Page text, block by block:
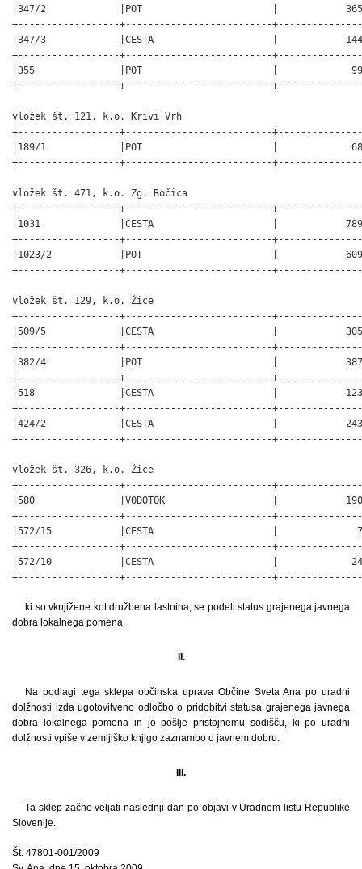
|347/2             |POT                       |
+------------------+--------------------------
|347/3             |CESTA                     |
+------------------+--------------------------
|355               |POT                       |
+------------------+--------------------------
vložek št. 121, k.o. Krivi Vrh
+------------------+--------------------------
|189/1             |POT                       |
+------------------+--------------------------
vložek št. 471, k.o. Zg. Ročica
+------------------+--------------------------
|1031              |CESTA                     |
+------------------+--------------------------
|1023/2            |POT                       |
+------------------+--------------------------
vložek št. 129, k.o. Žice
+------------------+--------------------------
|509/5             |CESTA                     |
+------------------+--------------------------
|382/4             |POT                       |
+------------------+--------------------------
|518               |CESTA                     |
+------------------+--------------------------
|424/2             |CESTA                     |
+------------------+--------------------------
vložek št. 326, k.o. Žice
+------------------+--------------------------
|580               |VODOTOK                   |
+------------------+--------------------------
|572/15            |CESTA                     |
+------------------+--------------------------
|572/10            |CESTA                     |
+------------------+--------------------------
ki so vknjižene kot družbena lastnina, se podeli status grajenega javnega
dobra lokalnega pomena.
II.
Na podlagi tega sklepa občinska uprava Občine Sveta Ana po uradni
dolžnosti izda ugotovitveno odločbo o pridobitvi statusa grajenega javnega
dobra lokalnega pomena in jo pošlje pristojnemu sodišču, ki po uradni
dolžnosti vpiše v zemljiško knjigo zaznambo o javnem dobru.
III.
Ta sklep začne veljati naslednji dan po objavi v Uradnem listu Republike
Slovenije.
Št. 47801-001/2009